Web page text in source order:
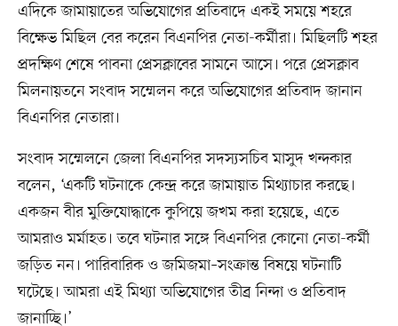
এদিকে জামায়াতের অভিযোগের প্রতিবাদে একই সময়ে শহরে
বিক্ষেভ মিছিল বের করেন বিএনপির নেতা-কর্মীরা। মিছিলটি শহর
প্রদক্ষিণ শেষে পাবনা প্রেসক্লাবের সামনে আসে। পরে প্রেসক্লাব
মিলনায়তনে সংবাদ সম্মেলন করে অভিযোগের প্রতিবাদ জানান
বিএনপির নেতারা।
সংবাদ সম্মেলনে জেলা বিএনপির সদস্যসচিব মাসুদ খন্দকার
বলেন, ‘একটি ঘটনাকে কেন্দ্র করে জামায়াত মিথ্যাচার করছে।
একজন বীর মুক্তিযোদ্ধাকে কুপিয়ে জখম করা হয়েছে, এতে
আমরাও মর্মাহত। তবে ঘটনার সঙ্গে বিএনপির কোনো নেতা-কর্মী
জড়িত নন। পারিবারিক ও জমিজমা–সংক্রান্ত বিষয়ে ঘটনাটি
ঘটেছে। আমরা এই মিথ্যা অভিযোগের তীব্র নিন্দা ও প্রতিবাদ
জানাচ্ছি।’